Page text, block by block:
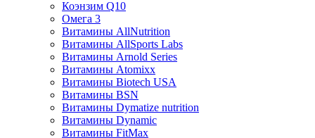
Коэнзим Q10
Омега 3
Витамины AllNutrition
Витамины AllSports Labs
Витамины Arnold Series
Витамины Atomixx
Витамины Biotech USA
Витамины BSN
Витамины Dymatize nutrition
Витамины Dynamic
Витамины FitMax